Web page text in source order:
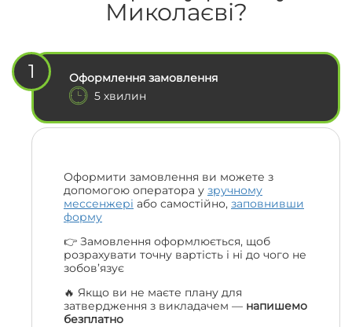
Миколаєві?
1
Оформлення замовлення
5 хвилин
Оформити замовлення ви можете з
допомогою оператора у зручному
мессенжері або самостійно, заповнивши
форму
👉 Замовлення оформлюється, щоб
розрахувати точну вартість і ні до чого не
зобов’язує
🔥 Якщо ви не маєте плану для
затвердження з викладачем — напишемо
безплатно